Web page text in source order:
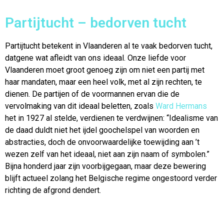
Partijtucht – bedorven tucht
Partijtucht betekent in Vlaanderen al te vaak bedorven tucht,
datgene wat afleidt van ons ideaal. Onze liefde voor
Vlaanderen moet groot genoeg zijn om niet een partij met
haar mandaten, maar een heel volk, met al zijn rechten, te
dienen. De partijen of de voormannen ervan die de
vervolmaking van dit ideaal beletten, zoals Ward Hermans
het in 1927 al stelde, verdienen te verdwijnen: “Idealisme van
de daad duldt niet het ijdel goochelspel van woorden en
abstracties, doch de onvoorwaardelijke toewijding aan ’t
wezen zelf van het ideaal, niet aan zijn naam of symbolen.”
Bijna honderd jaar zijn voorbijgegaan, maar deze bewering
blijft actueel zolang het Belgische regime ongestoord verder
richting de afgrond dendert.